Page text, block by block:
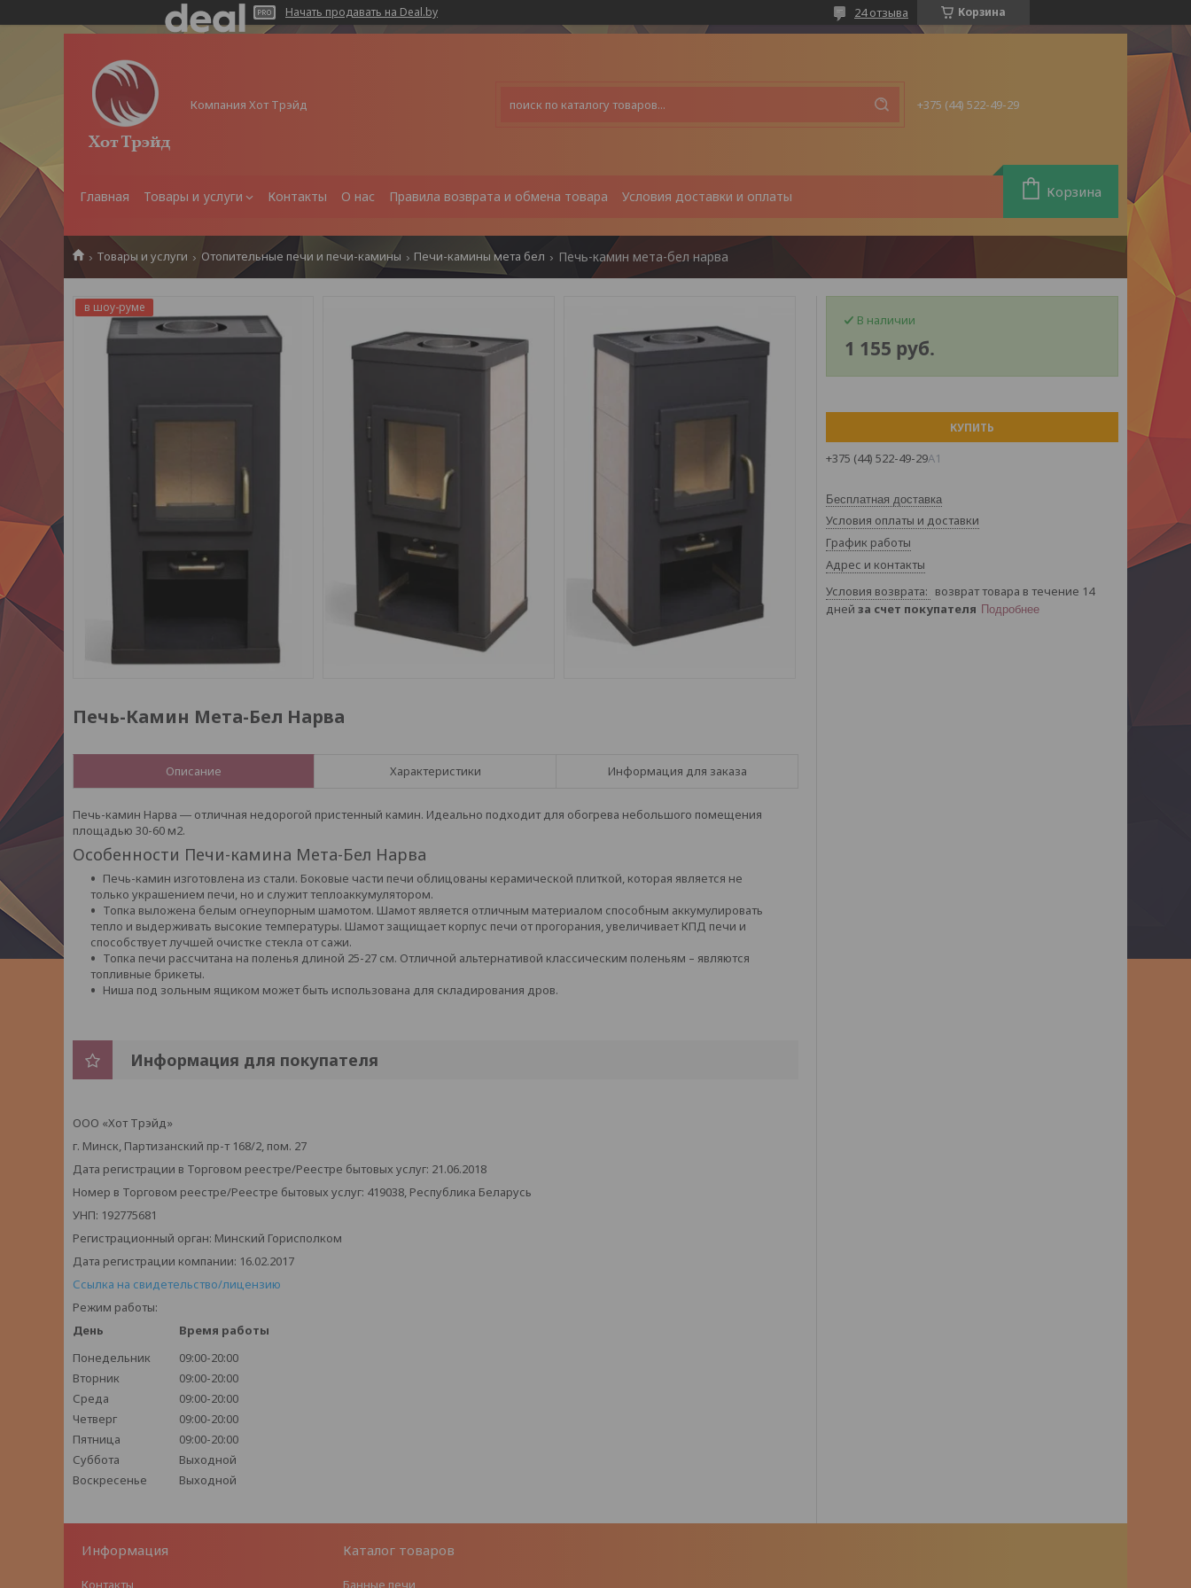
Начать продавать на Deal.by Корзина
24 отзыва
Компания Хот Трэйд +375 (44) 522-49-29
Главная Товары и услуги Контакты О нас Правила возврата и обмена товара Условия доставки и оплаты Корзина
Товары и услуги Отопительные печи и печи-камины Печи-камины мета бел Печь-камин мета-бел нарва
в шоу-руме
Печь-Камин Мета-Бел Нарва
Описание Характеристики Информация для заказа
Печь-камин Нарва ― отличная недорогой пристенный камин. Идеально подходит для обогрева небольшого помещения
площадью 30-60 м2.
Особенности Печи-камина Мета-Бел Нарва
Печь-камин изготовлена из стали. Боковые части печи облицованы керамической плиткой, которая является не
только украшением печи, но и служит теплоаккумулятором.
Топка выложена белым огнеупорным шамотом. Шамот является отличным материалом способным аккумулировать
тепло и выдерживать высокие температуры. Шамот защищает корпус печи от прогорания, увеличивает КПД печи и
способствует лучшей очистке стекла от сажи.
Топка печи рассчитана на поленья длиной 25-27 см. Отличной альтернативой классическим поленьям – являются
топливные брикеты.
Ниша под зольным ящиком может быть использована для складирования дров.
Информация для покупателя
ООО «Хот Трэйд»
г. Минск, Партизанский пр-т 168/2, пом. 27
Дата регистрации в Торговом реестре/Реестре бытовых услуг: 21.06.2018
Номер в Торговом реестре/Реестре бытовых услуг: 419038, Республика Беларусь
УНП: 192775681
Регистрационный орган: Минский Горисполком
Дата регистрации компании: 16.02.2017
Ссылка на свидетельство/лицензию
Режим работы:
День
Время работы
Понедельник
09:00-20:00
Вторник
09:00-20:00
Среда
09:00-20:00
Четверг
09:00-20:00
Пятница
09:00-20:00
Суббота
Выходной
Воскресенье
Выходной
В наличии
1 155 руб.
КУПИТЬ
+375 (44) 522-49-29А1
Бесплатная доставка
Условия оплаты и доставки
График работы
Адрес и контакты
возврат товара в течение 14
дней за счет покупателя Подробнее
Информация
Контакты
Каталог товаров
Банные печи